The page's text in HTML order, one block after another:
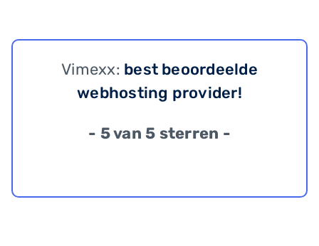
Vimexx: best beoordeelde
webhosting provider!
- 5 van 5 sterren -